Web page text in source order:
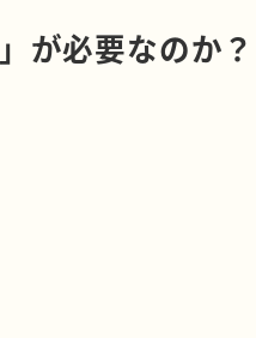
が必要なのか？